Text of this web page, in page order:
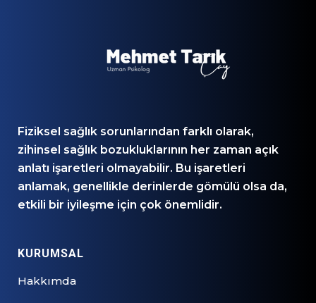
Fiziksel sağlık sorunlarından farklı olarak,
zihinsel sağlık bozukluklarının her zaman açık
anlatı işaretleri olmayabilir. Bu işaretleri
anlamak, genellikle derinlerde gömülü olsa da,
etkili bir iyileşme için çok önemlidir.
KURUMSAL
Hakkımda